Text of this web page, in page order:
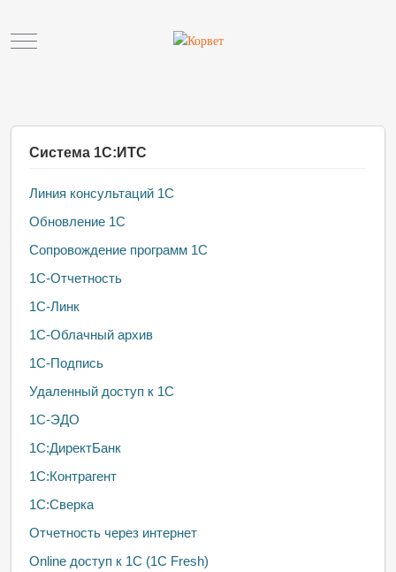
Mobile Menu Toggle
Система 1С:ИТС
Линия консультаций 1С
Обновление 1С
Сопровождение программ 1С
1С-Отчетность
1С-Линк
1С-Облачный архив
1С-Подпись
Удаленный доступ к 1С
1С-ЭДО
1С:ДиректБанк
1С:Контрагент
1С:Сверка
Отчетность через интернет
Online доступ к 1С (1С Fresh)